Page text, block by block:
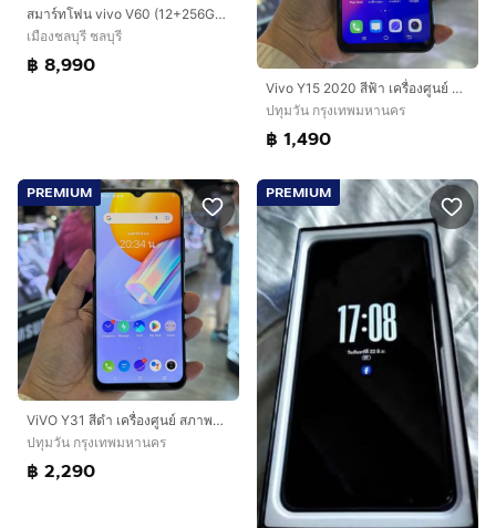
สมาร์ทโฟน vivo V60 (12+256GB) Berry Purple 5G เครื่องสวย มีประกันศูนย์ พร้อมใช้งาน ขายเพียง 8,990.- เท่านั้น
เมืองชลบุรี ชลบุรี
฿ 8,990
Vivo Y15 2020 สีฟ้า เครื่องศูนย์ สภาพสวยมากๆ จอ6.35นิ้ว แรม4รอม64 กล้องหลัง3ตัว🩷🩷
ปทุมวัน กรุงเทพมหานคร
฿ 1,490
PREMIUM
ViVO Y31 สีดำ เครื่องศูนย์ สภาพสวยมากๆ จอมีรอยขนแมว จอ6.58นิ้ว แรม8รอม128 Snap662 กล้อง48ล้าน(3ตัว)🔥🔥
ปทุมวัน กรุงเทพมหานคร
฿ 2,290
PREMIUM